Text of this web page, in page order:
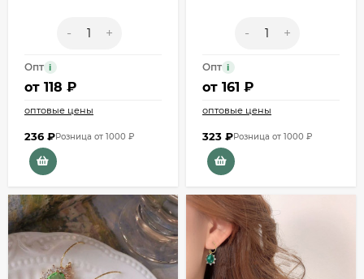
- +
Опт i
от 118 ₽
оптовые цены
236 ₽Розница от 1000 ₽
- +
Опт i
от 161 ₽
оптовые цены
323 ₽Розница от 1000 ₽